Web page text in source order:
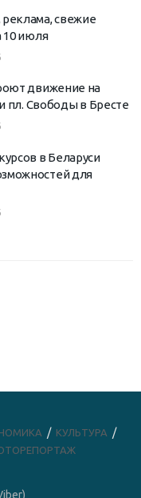
свежие
10 июля
движение на
пл. Свободы в Бресте
в Беларуси
для
КУЛЬТУРА